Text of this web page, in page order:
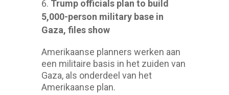
Trump officials plan to build
5,000-person military base in
Gaza, files show
Amerikaanse planners werken aan
een militaire basis in het zuiden van
Gaza, als onderdeel van het
Amerikaanse plan.